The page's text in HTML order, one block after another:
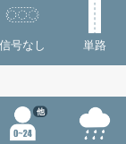
信号なし 単路
他